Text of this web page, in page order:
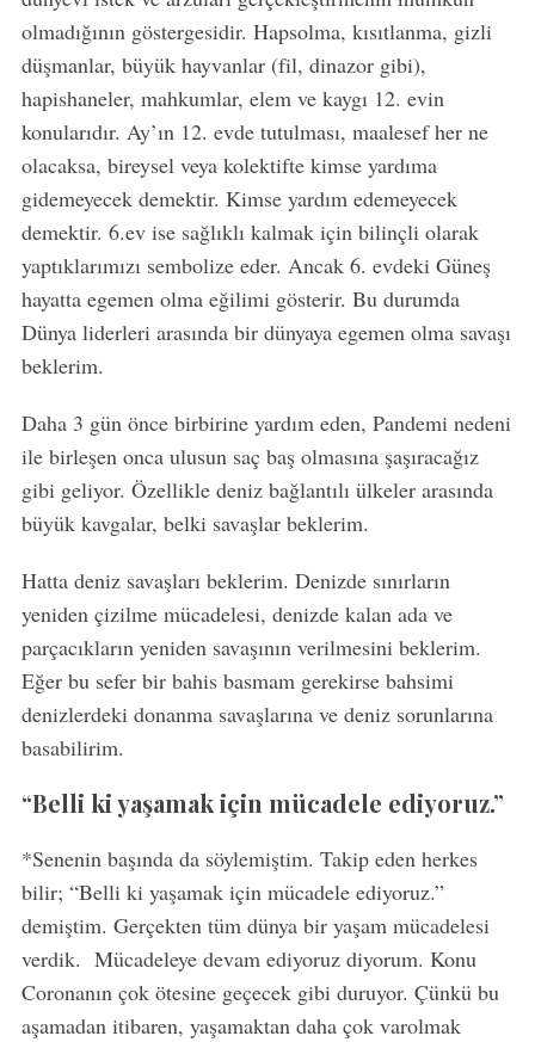
olmadığının göstergesidir. Hapsolma, kısıtlanma, gizli
düşmanlar, büyük hayvanlar (fil, dinazor gibi),
hapishaneler, mahkumlar, elem ve kaygı 12. evin
konularıdır. Ay’ın 12. evde tutulması, maalesef her ne
olacaksa, bireysel veya kolektifte kimse yardıma
gidemeyecek demektir. Kimse yardım edemeyecek
demektir. 6.ev ise sağlıklı kalmak için bilinçli olarak
yaptıklarımızı sembolize eder. Ancak 6. evdeki Güneş
hayatta egemen olma eğilimi gösterir. Bu durumda
Dünya liderleri arasında bir dünyaya egemen olma savaşı
beklerim.
Daha 3 gün önce birbirine yardım eden, Pandemi nedeni
ile birleşen onca ulusun saç baş olmasına şaşıracağız
gibi geliyor. Özellikle deniz bağlantılı ülkeler arasında
büyük kavgalar, belki savaşlar beklerim.
Hatta deniz savaşları beklerim. Denizde sınırların
yeniden çizilme mücadelesi, denizde kalan ada ve
parçacıkların yeniden savaşının verilmesini beklerim.
Eğer bu sefer bir bahis basmam gerekirse bahsimi
denizlerdeki donanma savaşlarına ve deniz sorunlarına
basabilirim.
“Belli ki yaşamak için mücadele ediyoruz.”
*Senenin başında da söylemiştim. Takip eden herkes
bilir; “Belli ki yaşamak için mücadele ediyoruz.”
demiştim. Gerçekten tüm dünya bir yaşam mücadelesi
verdik. Mücadeleye devam ediyoruz diyorum. Konu
Coronanın çok ötesine geçecek gibi duruyor. Çünkü bu
aşamadan itibaren, yaşamaktan daha çok varolmak